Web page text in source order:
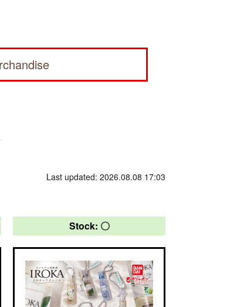
Last updated: 2026.08.08 17:03
Stock: 〇